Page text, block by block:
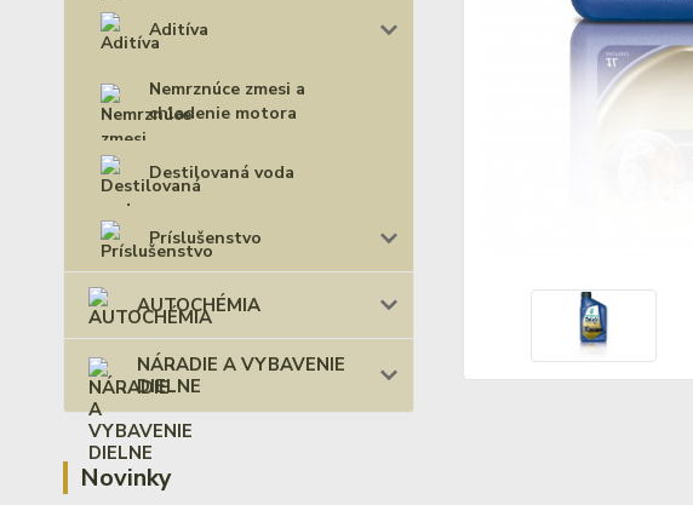
Aditíva
Nemrznúce zmesi a
chladenie motora
Destilovaná voda
Príslušenstvo
AUTOCHÉMIA
NÁRADIE A VYBAVENIE
DIELNE
Novinky